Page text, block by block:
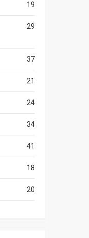
19
29
37
21
24
34
41
18
20